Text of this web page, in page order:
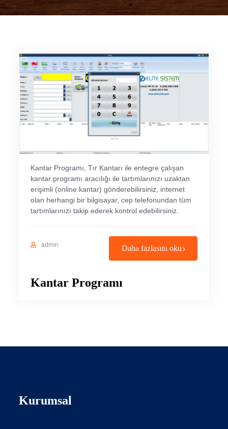
Kantar Programı, Tır Kantarı ile entegre çalışan
kantar programı aracılığı ile tartımlarınızı uzaktan
erişimli (online kantar) gönderebilirsiniz, internet
olan herhangi bir bilgisayar, cep telefonundan tüm
tartımlarınızı takip ederek kontrol edebilirsiniz.
admin Daha fazlasını oku
Kantar Programı
Kurumsal